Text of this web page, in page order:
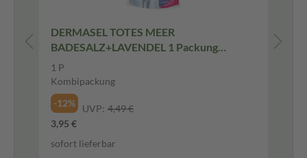
DERMASEL TOTES MEER
BADESALZ+LAVENDEL 1 Packung
Kombipackung
1 P
Kombipackung
-12%
UVP: 4,49 €
3,95 €
sofort lieferbar